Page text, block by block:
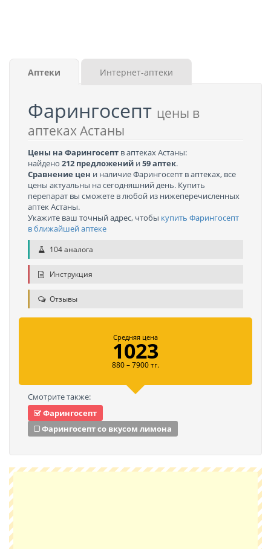
Аптеки Интернет-аптеки
Фарингосепт цены в
аптеках Астаны
Цены на Фарингосепт в аптеках Астаны:
найдено 212 предложений и59 аптек.
Сравнение цен и наличие Фарингосепт в аптеках, все
цены актуальны на сегодняшний день. Купить
перепарат вы сможете в любой из нижеперечисленных
аптек Астаны.
Укажите ваш точный адрес, чтобы купить Фарингосепт
в ближайшей аптеке
104 аналога
Инструкция
Отзывы
Средняя цена
1023
880 – 7900 тг.
Смотрите также:
Фарингосепт
Фарингосепт со вкусом лимона